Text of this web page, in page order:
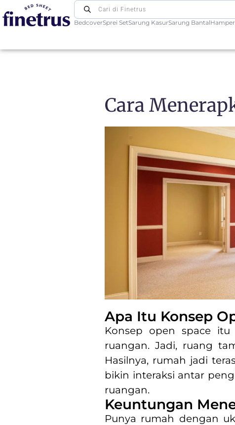
BedcoverSprei SetSarung KasurSarung Bantal
Cara
Apa Itu Konsep
Konsep open space
ruangan. Jadi, ruang
Hasilnya, rumah jadi
bikin interaksi antar
ruangan.
Keuntungan
Punya rumah dengan